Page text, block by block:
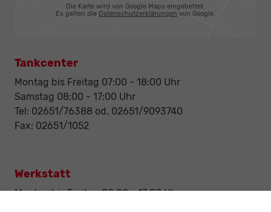
Die Karte wird von Google Maps eingebettet.
Es gelten die Datenschutzerklärungen von Google.
Tankcenter
Montag bis Freitag 07:00 - 18:00 Uhr
Samstag 08:00 - 17:00 Uhr
Tel: 02651/76388 od. 02651/9093740
Fax: 02651/1052
Werkstatt
Montag bis Freitag 08:00 - 17:00 Uhr